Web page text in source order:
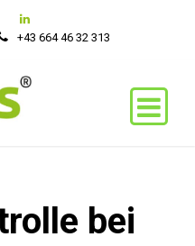
‭+43 664 46 32 313‬
bei